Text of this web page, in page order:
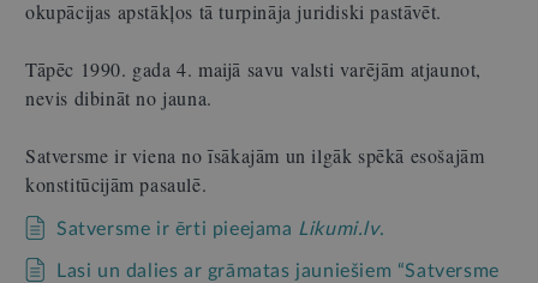
okupācijas apstākļos tā turpināja juridiski pastāvēt.
Tāpēc 1990. gada 4. maijā savu valsti varējām atjaunot,
nevis dibināt no jauna.
Satversme ir viena no īsākajām un ilgāk spēkā esošajām
konstitūcijām pasaulē.
Satversme ir ērti pieejama Likumi.lv.
Lasi un dalies ar grāmatas jauniešiem “Satversme